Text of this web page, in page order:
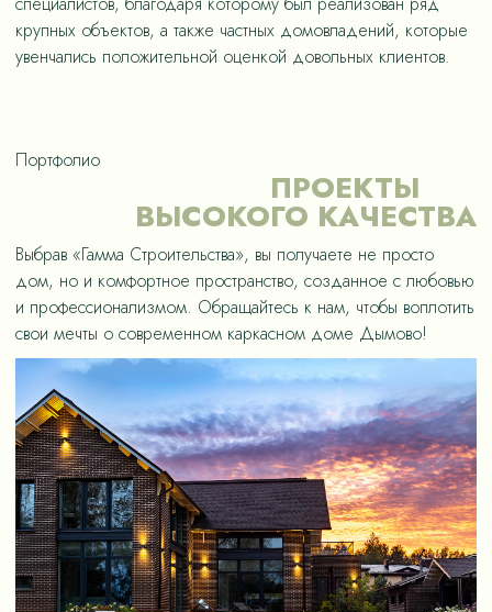
крупных объектов, а также частных домовладений, которые
увенчались положительной оценкой довольных клиентов.
Портфолио
ПРОЕКТЫ
ВЫСОКОГО КАЧЕСТВА
Выбрав «Гамма Строительства», вы получаете не просто
дом, но и комфортное пространство, созданное с любовью
и профессионализмом. Обращайтесь к нам, чтобы воплотить
свои мечты о современном каркасном доме Дымово!